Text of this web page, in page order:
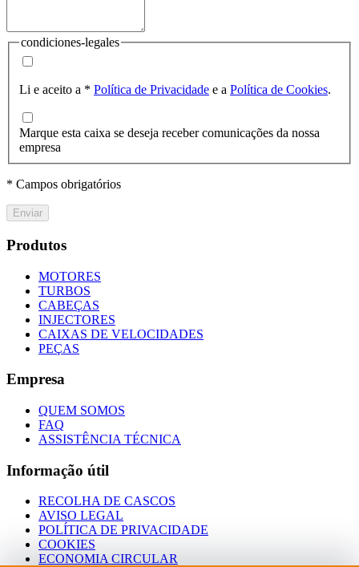
condiciones-legales
Li e aceito a * Política de Privacidade e a Política de Cookies.
Marque esta caixa se deseja receber comunicações da nossa
empresa
* Campos obrigatórios
Enviar
Produtos
MOTORES
TURBOS
CABEÇAS
INJECTORES
CAIXAS DE VELOCIDADES
PEÇAS
Empresa
QUEM SOMOS
FAQ
ASSISTÊNCIA TÉCNICA
Informação útil
RECOLHA DE CASCOS
AVISO LEGAL
POLÍTICA DE PRIVACIDADE
COOKIES
ECONOMIA CIRCULAR